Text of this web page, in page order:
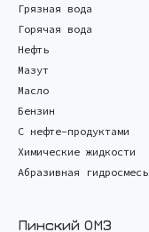
Грязная вода
Горячая вода
Нефть
Мазут
Масло
Бензин
С нефте-продуктами
Химические жидкости
Абразивная гидросмесь
Пинский ОМЗ